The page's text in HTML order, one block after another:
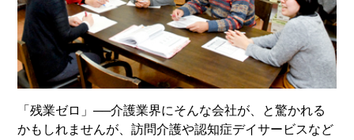
「残業ゼロ」──介護業界にそんな会社が、と驚かれる
かもしれませんが、訪問介護や認知症デイサービスなど